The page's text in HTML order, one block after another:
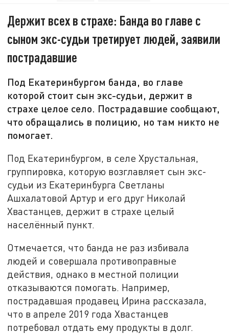
Держит всех в страхе: Банда во главе с
сыном экс-судьи третирует людей, заявили
пострадавшие
Под Екатеринбургом банда, во главе
которой стоит сын экс-судьи, держит в
страхе целое село. Пострадавшие сообщают,
что обращались в полицию, но там никто не
помогает.
Под Екатеринбургом, в селе Хрустальная,
группировка, которую возглавляет сын экс-
судьи из Екатеринбурга Светланы
Ашхалатовой Артур и его друг Николай
Хвастанцев, держит в страхе целый
населённый пункт.
Отмечается, что банда не раз избивала
людей и совершала противоправные
действия, однако в местной полиции
отказываются помогать. Например,
пострадавшая продавец Ирина рассказала,
что в апреле 2019 года Хвастанцев
потребовал отдать ему продукты в долг.